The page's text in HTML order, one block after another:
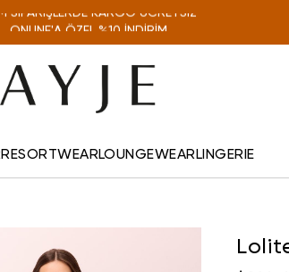
ONLINE'A ÖZEL %10 İNDİRİM
RESORTWEARLOUNGEWEARLINGERIE